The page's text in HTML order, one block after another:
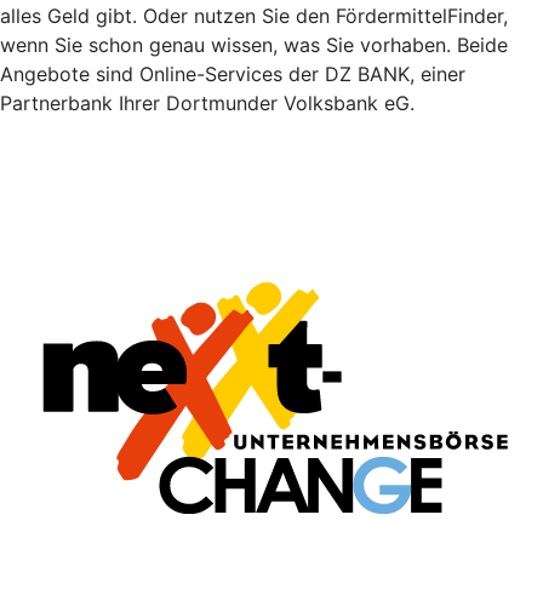
alles Geld gibt. Oder nutzen Sie den FördermittelFinder,
wenn Sie schon genau wissen, was Sie vorhaben. Beide
Angebote sind Online-Services der DZ BANK, einer
Partnerbank Ihrer Dortmunder Volksbank eG.